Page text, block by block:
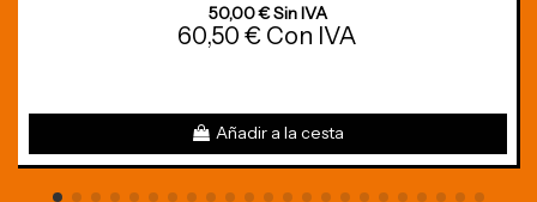
50,00 € Sin IVA
60,50 € Con IVA
Añadir a la cesta